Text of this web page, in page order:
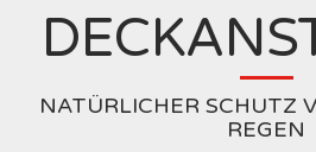
NATÜRLICHER SCHUTZ
REGEN